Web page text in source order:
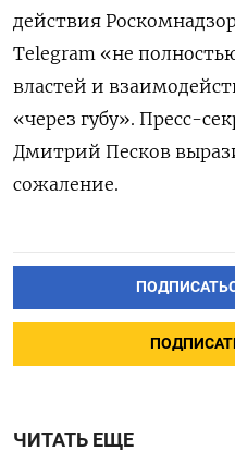
действия
Telegram «не
властей и
«через губу». Пресс-
Дмитрий Песков
сожаление.
ЧИТАТЬ ЕЩЕ